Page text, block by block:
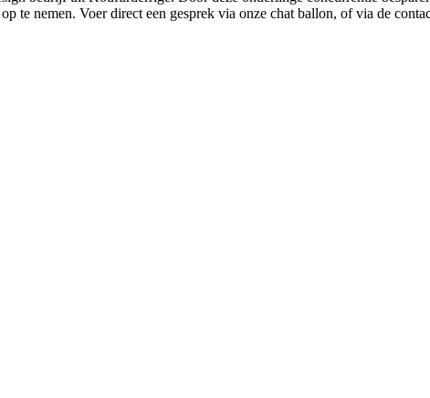
te nemen. Voer direct een gesprek via onze chat ballon, of via de